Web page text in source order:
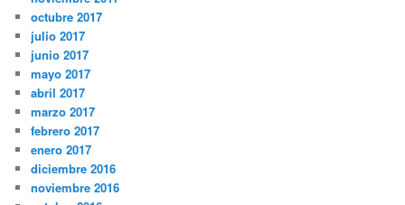
octubre 2017
julio 2017
junio 2017
mayo 2017
abril 2017
marzo 2017
febrero 2017
enero 2017
diciembre 2016
noviembre 2016